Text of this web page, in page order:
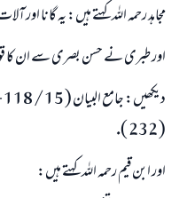
مجاہد رحمہ اللہ كہتے ہيں: يہ گانا
اور طبرى نے حسن بصرى سے ان كا
( 232 ).
اور ابن قيم رحمہ اللہ كہتے ہيں: